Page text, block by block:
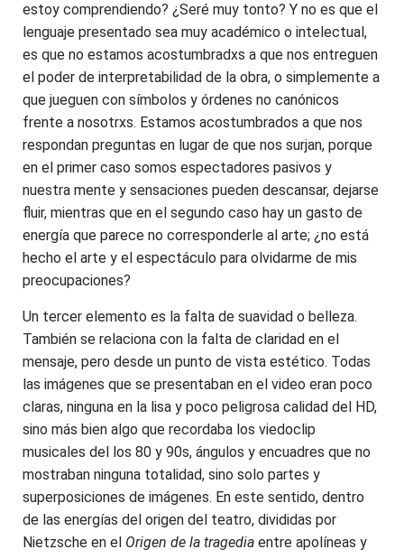
estoy comprendiendo? ¿Seré muy tonto? Y no es que el
lenguaje presentado sea muy académico o intelectual,
es que no estamos acostumbradxs a que nos entreguen
el poder de interpretabilidad de la obra, o simplemente a
que jueguen con símbolos y órdenes no canónicos
frente a nosotrxs. Estamos acostumbrados a que nos
respondan preguntas en lugar de que nos surjan, porque
en el primer caso somos espectadores pasivos y
nuestra mente y sensaciones pueden descansar, dejarse
fluir, mientras que en el segundo caso hay un gasto de
energía que parece no corresponderle al arte; ¿no está
hecho el arte y el espectáculo para olvidarme de mis
preocupaciones?
Un tercer elemento es la falta de suavidad o belleza.
También se relaciona con la falta de claridad en el
mensaje, pero desde un punto de vista estético. Todas
las imágenes que se presentaban en el video eran poco
claras, ninguna en la lisa y poco peligrosa calidad del HD,
sino más bien algo que recordaba los viedoclip
musicales del los 80 y 90s, ángulos y encuadres que no
mostraban ninguna totalidad, sino solo partes y
superposiciones de imágenes. En este sentido, dentro
de las energías del origen del teatro, divididas por
Nietzsche en el Origen de la tragedia entre apolíneas y